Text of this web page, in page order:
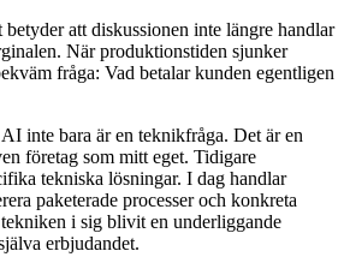
att diskussionen inte längre handlar
När produktionstiden sjunker
fråga: Vad betalar kunden egentligen
inte bara är en teknikfråga. Det är en
företag som mitt eget. Tidigare
tekniska lösningar. I dag handlar
paketerade processer och konkreta
i sig blivit en underliggande
erbjudandet.